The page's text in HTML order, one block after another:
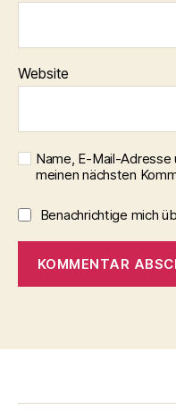
Website
Name, E-Mail-
meinen nächsten
Benachrichtige mich